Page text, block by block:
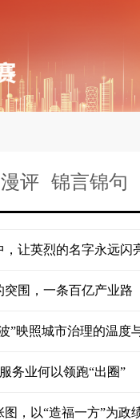
评 锦言锦句
，让英烈的名字永远闪
围，一条百亿产业路
”映照城市治理的温度
务业何以领跑“出圈”
，以“造福一方”为政